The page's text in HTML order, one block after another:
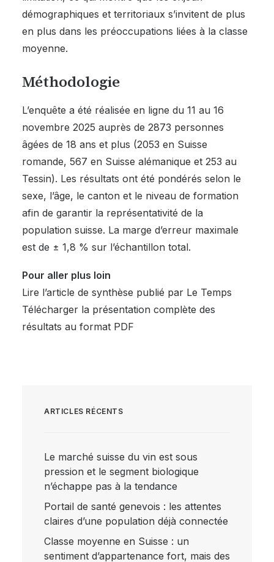
démographiques et territoriaux s’invitent de plus
en plus dans les préoccupations liées à la classe
moyenne.
Méthodologie
L’enquête a été réalisée en ligne du 11 au 16
novembre 2025 auprès de 2873 personnes
âgées de 18 ans et plus (2053 en Suisse
romande, 567 en Suisse alémanique et 253 au
Tessin). Les résultats ont été pondérés selon le
sexe, l’âge, le canton et le niveau de formation
afin de garantir la représentativité de la
population suisse. La marge d’erreur maximale
est de ± 1,8 % sur l’échantillon total.
Pour aller plus loin
Lire l’article de synthèse publié par Le Temps
Télécharger la présentation complète des
résultats au format PDF
ARTICLES RÉCENTS
Le marché suisse du vin est sous
pression et le segment biologique
n’échappe pas à la tendance
Portail de santé genevois : les attentes
claires d’une population déjà connectée
Classe moyenne en Suisse : un
sentiment d’appartenance fort, mais des